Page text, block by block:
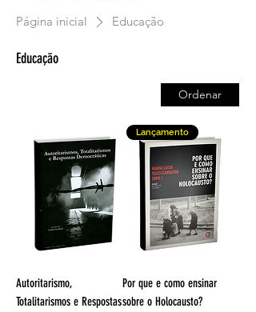
Página inicial Educação
Educação
Ordenar
Autoritarismo,
Totalitarismos e Respostas
Lançamento
Por que e como ensinar
sobre o Holocausto?